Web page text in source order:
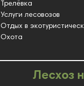
Трелёвка
Услуги лесовозов
Отдых в
Охота
Лесхоз